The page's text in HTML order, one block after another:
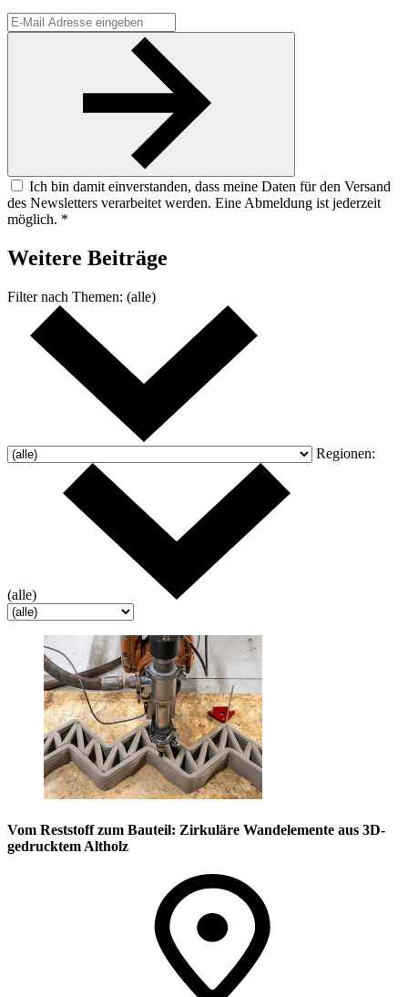
Ich bin damit einverstanden, dass meine Daten für den Versand
des Newsletters verarbeitet werden. Eine Abmeldung ist jederzeit
möglich. *
Weitere Beiträge
Filter nach Themen: (alle)
Regionen:
(alle)
Vom Reststoff zum Bauteil: Zirkuläre Wandelemente aus 3D-
gedrucktem Altholz